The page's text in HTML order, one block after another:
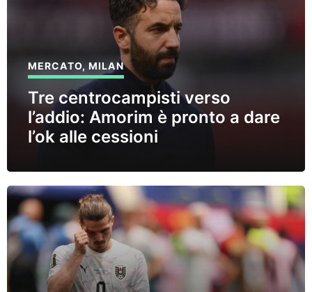
MERCATO,MILAN
Tre centrocampisti verso
l’addio: Amorim è pronto a dare
l’ok alle cessioni